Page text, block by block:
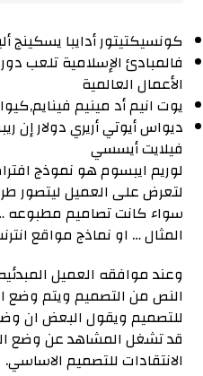
كونسيكتيتور أدايبا يسكينج
فالمبادئ الإسلامية تلعب
الأعمال العالمية
يوت انيم أد مينيم
ديواس أيوتي أريري دولار إن
فيلايت أيسسي
لوريم ايبسوم هو نموذج
لتعرض على العميل ليتصور
سواء كانت تصاميم مطبوعه
المثال … او نماذج مواقع
وعند موافقه العميل
النص من التصميم ويتم وضع
للتصميم ويقول البعض ان
قد تشغل المشاهد عن وضع
الانتقادات للتصميم الاساسي.